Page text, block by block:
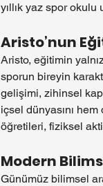
yıllık yaz spor
Aristo’nun
Aristo, eğitimin
sporun bireyin
gelişimi, zihinsel
içsel dünyasını
öğretileri, fiziksel
Modern
Günümüz bilimsel